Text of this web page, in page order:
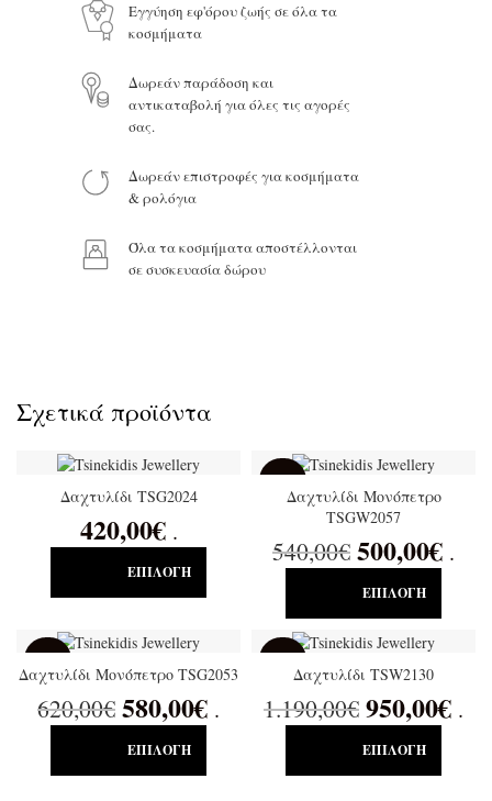
Το μήνυμά σας
Εγγύηση εφ'όρου ζωής σε όλα τα
κοσμήματα
Δωρεάν παράδοση και
αντικαταβολή για όλες τις αγορές
σας.
Δωρεάν επιστροφές για κοσμήματα
& ρολόγια
Όλα τα κοσμήματα αποστέλλονται
σε συσκευασία δώρου
Σχετικά προϊόντα
Δαχτυλίδι TSG2024
420,00€ .
ΕΠΙΛΟΓΉ
Δαχτυλίδι Μονόπετρο
TSGW2057
540,00€ 500,00€ .
ΕΠΙΛΟΓΉ
Δαχτυλίδι Μονόπετρο TSG2053
620,00€ 580,00€ .
ΕΠΙΛΟΓΉ
Δαχτυλίδι TSW2130
1.190,00€ 950,00€ .
ΕΠΙΛΟΓΉ